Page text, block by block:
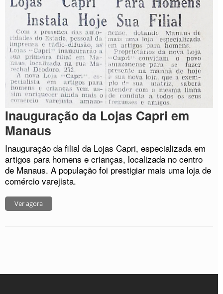
Inauguração da Lojas Capri em
Manaus
Inauguração da filial da Lojas Capri, especializada em
artigos para homens e crianças, localizada no centro
de Manaus. A população foi prestigiar mais uma loja de
comércio varejista.
Ver agora